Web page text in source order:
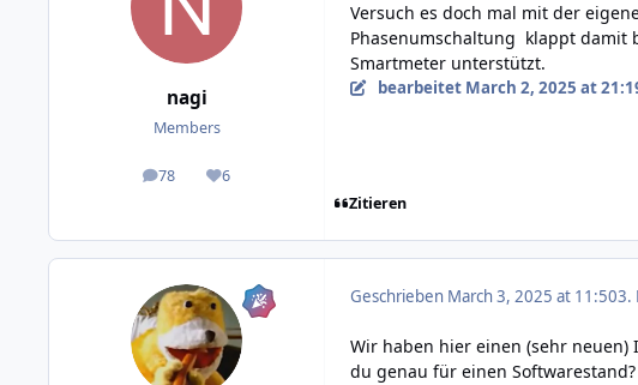
nagi
Members
78
posts 6
Reputation
Versuch es doch mal mit der
Phasenumschaltung klappt damit
Smartmeter unterstützt.
bearbeitet March 2, 2025 at
Zitieren
Geschrieben March 3, 2025 at 11:503.
Wir haben hier einen (sehr neuen)
du genau für einen Softwarestand?